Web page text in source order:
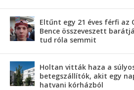
Eltűnt egy 21 éves férfi az
Bence összeveszett
tud róla semmit
Holtan vitták haza a
betegszállítók, akit egy
hatvani kórházból